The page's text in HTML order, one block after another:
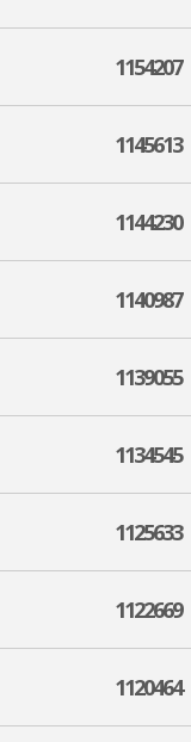
1154207
1145613
1144230
1140987
1139055
1134545
1125633
1122669
1120464